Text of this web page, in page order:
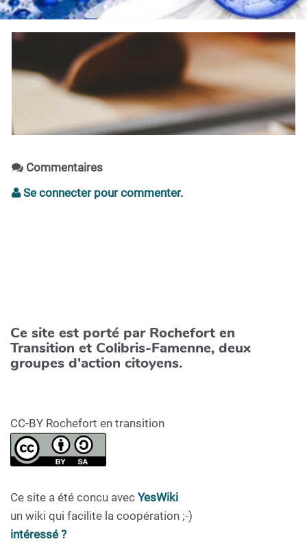
Commentaires
Se connecter pour commenter.
Ce site est porté par Rochefort en
Transition et Colibris-Famenne, deux
groupes d'action citoyens.
CC-BY Rochefort en transition
Ce site a été concu avec YesWiki
un wiki qui facilite la coopération ;-)
intéressé ?